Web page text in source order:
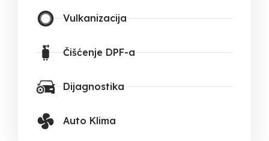
Vulkanizacija
Čišćenje DPF-a
Dijagnostika
Auto Klima